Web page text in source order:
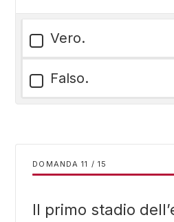
Vero.
Falso.
DOMANDA / 15
Il primo stadio